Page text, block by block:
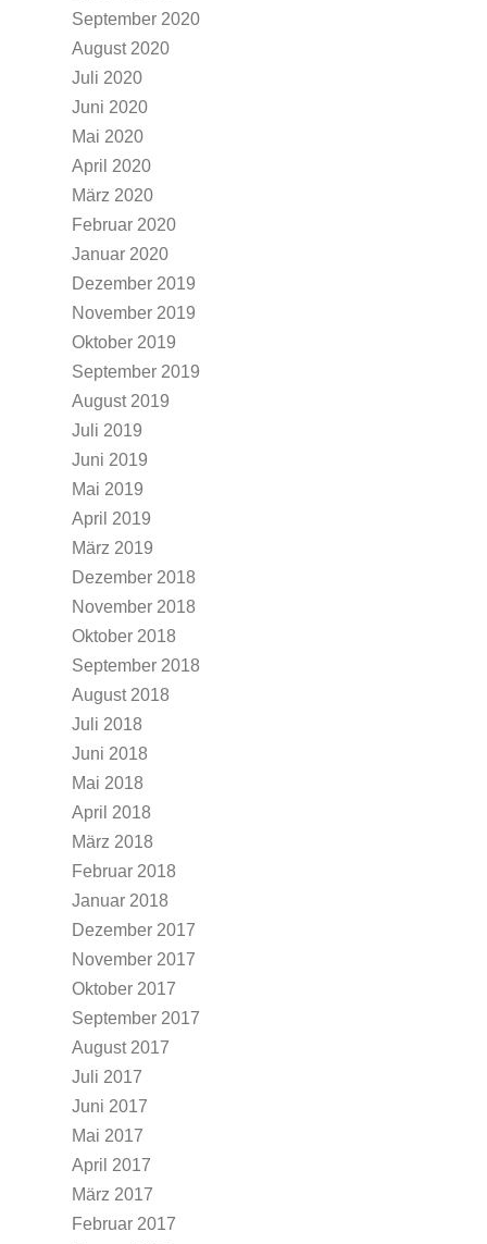
September 2020
August 2020
Juli 2020
Juni 2020
Mai 2020
April 2020
März 2020
Februar 2020
Januar 2020
Dezember 2019
November 2019
Oktober 2019
September 2019
August 2019
Juli 2019
Juni 2019
Mai 2019
April 2019
März 2019
Dezember 2018
November 2018
Oktober 2018
September 2018
August 2018
Juli 2018
Juni 2018
Mai 2018
April 2018
März 2018
Februar 2018
Januar 2018
Dezember 2017
November 2017
Oktober 2017
September 2017
August 2017
Juli 2017
Juni 2017
Mai 2017
April 2017
März 2017
Februar 2017